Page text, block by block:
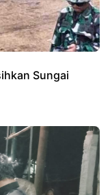
Sungai